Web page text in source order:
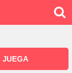
JUEGA